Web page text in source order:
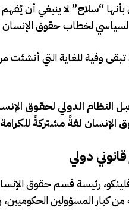
“سلاح”لا ينبغي أن
السياسي لخطاب حقوق
وفية للغاية التي أنشئت
النظام الدولي لحقوق
لغةً مشتركةً للكرامة
دولي
رئيسة قسم حقوق
من كبار المسؤولين